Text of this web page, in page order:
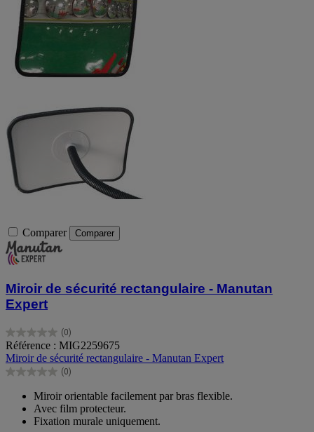
Comparer Comparer
Miroir de sécurité rectangulaire - Manutan
Expert
(0)
0.0
sur
5
étoiles.
Référence : MIG2259675
Miroir de sécurité rectangulaire - Manutan Expert
(0)
0.0
étoiles.
Miroir orientable facilement par bras flexible.
Avec film protecteur.
Fixation murale uniquement.